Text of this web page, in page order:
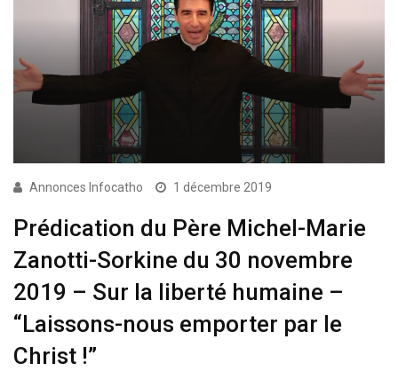
Annonces Infocatho 1 décembre 2019
Prédication du Père Michel-Marie
Zanotti-Sorkine du 30 novembre
2019 – Sur la liberté humaine –
“Laissons-nous emporter par le
Christ !”